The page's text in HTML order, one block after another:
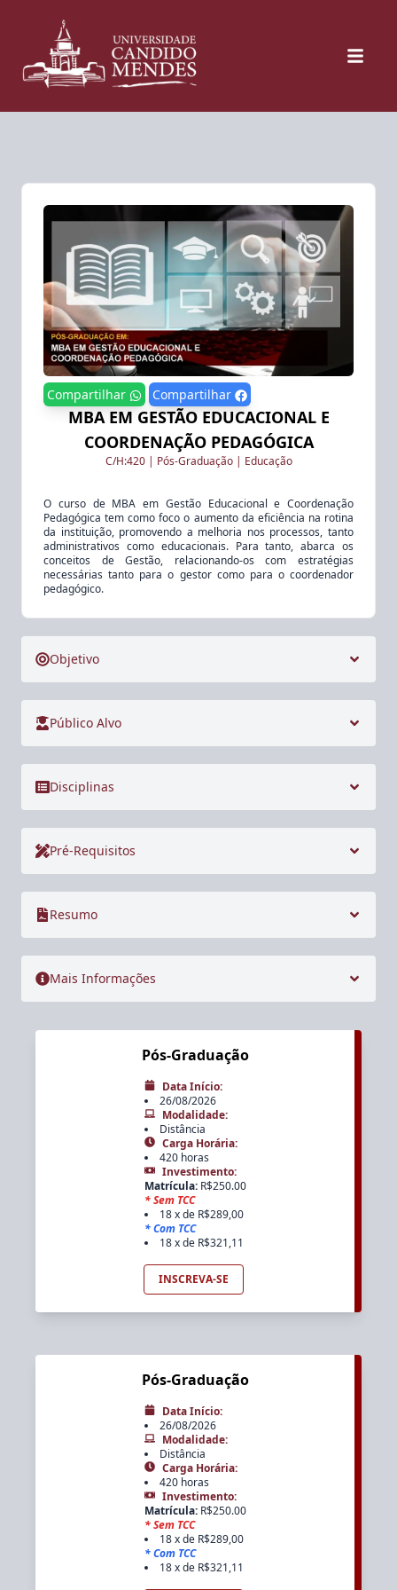
Compartilhar Compartilhar
MBA EM GESTÃO EDUCACIONAL E
COORDENAÇÃO PEDAGÓGICA
C/H:420| Pós-Graduação| Educação
O curso de MBA em Gestão Educacional e Coordenação
Pedagógica tem como foco o aumento da eficiência na rotina
da instituição, promovendo a melhoria nos processos, tanto
administrativos como educacionais. Para tanto, abarca os
conceitos de Gestão, relacionando-os com estratégias
necessárias tanto para o gestor como para o coordenador
pedagógico.
Objetivo
Público Alvo
Disciplinas
Pré-Requisitos
Resumo
Mais Informações
Pós-Graduação
Data Início:
26/08/2026
Modalidade:
Distância
Carga Horária:
420 horas
Investimento:
Matrícula: R$250.00
*Sem TCC
18 x de R$289,00
*Com TCC
18 x de R$321,11
INSCREVA-SE
Pós-Graduação
Data Início:
26/08/2026
Modalidade:
Distância
Carga Horária:
420 horas
Investimento:
Matrícula: R$250.00
*Sem TCC
18 x de R$289,00
*Com TCC
18 x de R$321,11